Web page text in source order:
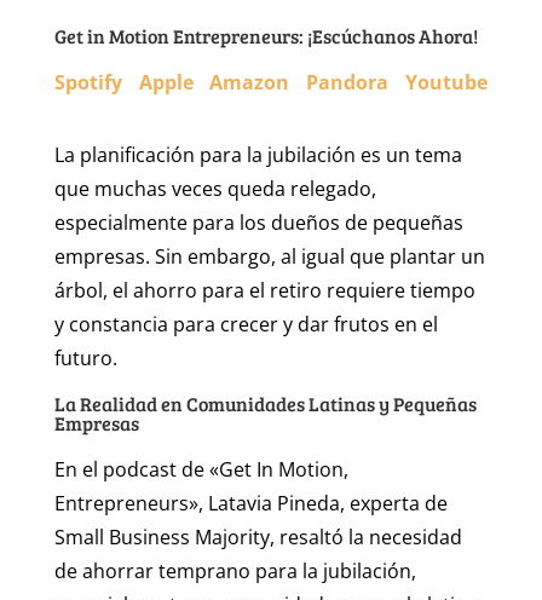
Get in Motion Entrepreneurs: ¡Escúchanos Ahora!
Spotify Apple Amazon Pandora Youtube
La planificación para la jubilación es un tema
que muchas veces queda relegado,
especialmente para los dueños de pequeñas
empresas. Sin embargo, al igual que plantar un
árbol, el ahorro para el retiro requiere tiempo
y constancia para crecer y dar frutos en el
futuro.
La Realidad en Comunidades Latinas y Pequeñas
Empresas
En el podcast de «Get In Motion,
Entrepreneurs», Latavia Pineda, experta de
Small Business Majority, resaltó la necesidad
de ahorrar temprano para la jubilación,